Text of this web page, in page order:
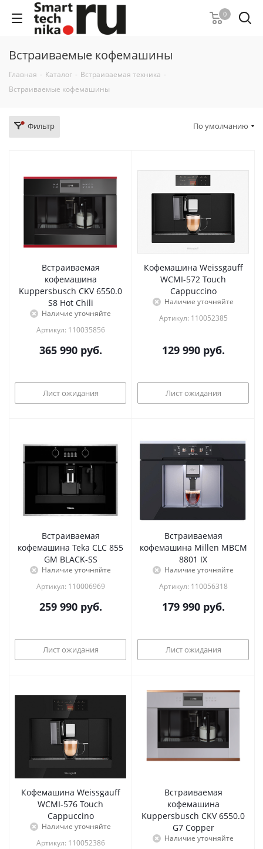
0
Встраиваемые кофемашины
Главная - Каталог - Встраиваемая техника -
Встраиваемые кофемашины
Фильтр По умолчанию
Встраиваемая
кофемашина
Kuppersbusch CKV 6550.0
S8 Hot Chili
Наличие уточняйте
Артикул: 110035856
365 990руб.
Лист ожидания
Кофемашина Weissgauff
WCMI-572 Touch
Cappuccino
Наличие уточняйте
Артикул: 110052385
129 990руб.
Лист ожидания
Встраиваемая
кофемашина Teka CLC 855
GM BLACK-SS
Наличие уточняйте
Артикул: 110006969
259 990руб.
Лист ожидания
Встраиваемая
кофемашина Millen MBCM
8801 IX
Наличие уточняйте
Артикул: 110056318
179 990руб.
Лист ожидания
Кофемашина Weissgauff
WCMI-576 Touch
Cappuccino
Наличие уточняйте
Артикул: 110052386
Встраиваемая
кофемашина
Kuppersbusch CKV 6550.0
G7 Copper
Наличие уточняйте